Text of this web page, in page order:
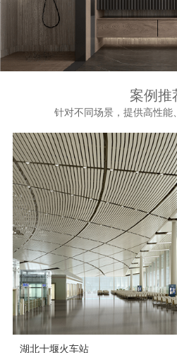
案例推
针对不同场景，提供高性能
湖北十堰火车站